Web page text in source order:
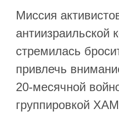
Миссия
антиизраильской
стремилась
привлечь
20-месячной
группировкой